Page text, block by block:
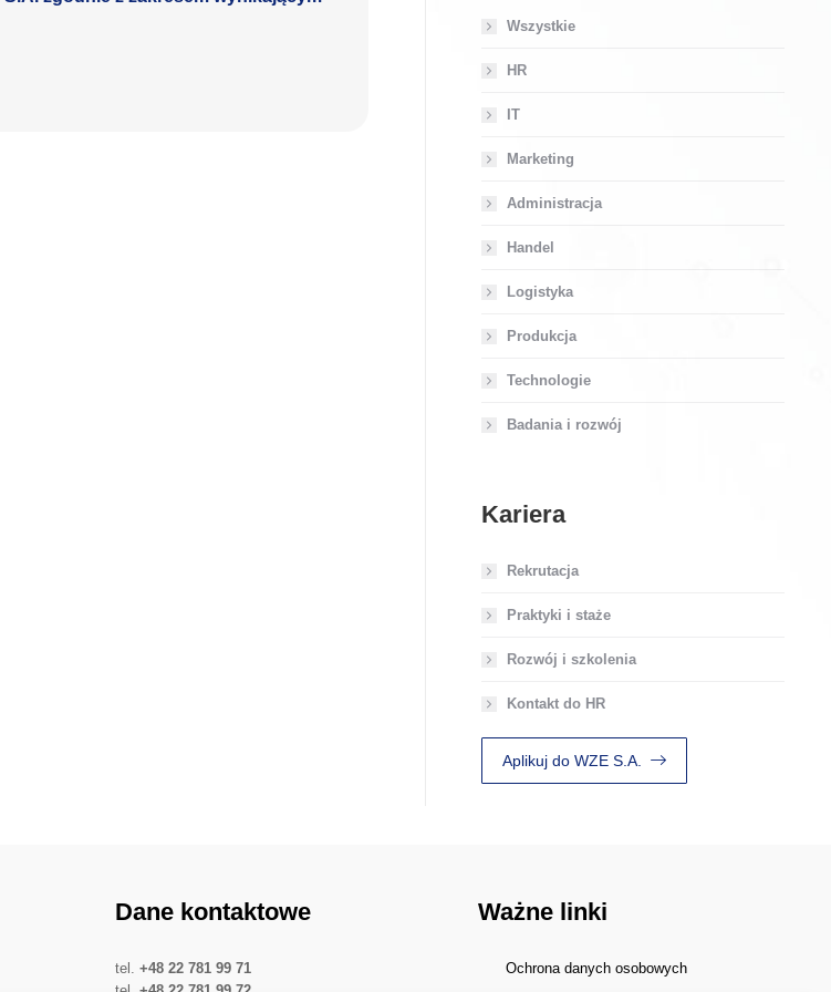
Wszystkie
HR
IT
Marketing
Administracja
Handel
Logistyka
Produkcja
Technologie
Badania i rozwój
Kariera
Rekrutacja
Praktyki i staże
Rozwój i szkolenia
Kontakt do HR
Aplikuj do WZE S.A.
Dane kontaktowe
tel. +48 22 781 99 71
Ważne linki
Ochrona danych osobowych